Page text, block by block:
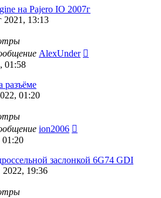
на Pajero IO 2007г
2021, 13:13
AlexUnder
01:58
разъёме
01:20
ion2006
01:20
заслонкой 6G74 GDI
2022, 19:36